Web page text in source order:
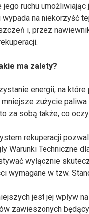
jego ruchu
na niekorzyść
i, przez
ma zalety?
energii, na
mniejsze zużycie
za sobą także, co
rekuperacji
Warunki Techniczne
wyłącznie
wymagane w tzw.
jest jej wpływ
zawieszonych